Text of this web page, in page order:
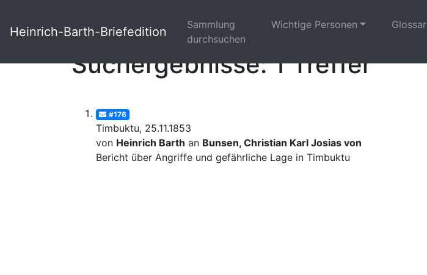
Heinrich-Barth-Briefedition
Sammlung
durchsuchen
Wichtige Personen Glossar
Suchergebnisse: 1 Treffer
#176
Timbuktu, 25.11.1853
von Heinrich Barth an Bunsen, Christian Karl Josias von
Bericht über Angriffe und gefährliche Lage in Timbuktu